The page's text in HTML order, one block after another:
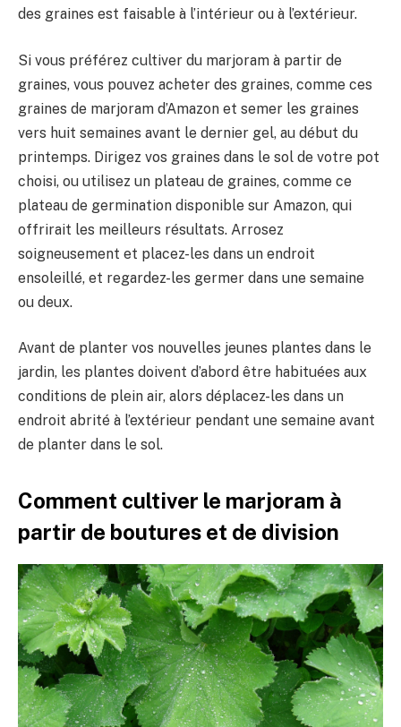
des graines est faisable à l’intérieur ou à l’extérieur.
Si vous préférez cultiver du marjoram à partir de
graines, vous pouvez acheter des graines, comme ces
graines de marjoram d’Amazon et semer les graines
vers huit semaines avant le dernier gel, au début du
printemps. Dirigez vos graines dans le sol de votre pot
choisi, ou utilisez un plateau de graines, comme ce
plateau de germination disponible sur Amazon, qui
offrirait les meilleurs résultats. Arrosez
soigneusement et placez-les dans un endroit
ensoleillé, et regardez-les germer dans une semaine
ou deux.
Avant de planter vos nouvelles jeunes plantes dans le
jardin, les plantes doivent d’abord être habituées aux
conditions de plein air, alors déplacez-les dans un
endroit abrité à l’extérieur pendant une semaine avant
de planter dans le sol.
Comment cultiver le marjoram à
partir de boutures et de division